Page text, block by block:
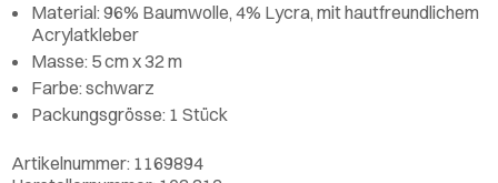
Material: 96% Baumwolle, 4% Lycra, mit hautfreundlichem
Acrylatkleber
Masse: 5 cm x 32 m
Farbe: schwarz
Packungsgrösse: 1 Stück
Artikelnummer: 1169894